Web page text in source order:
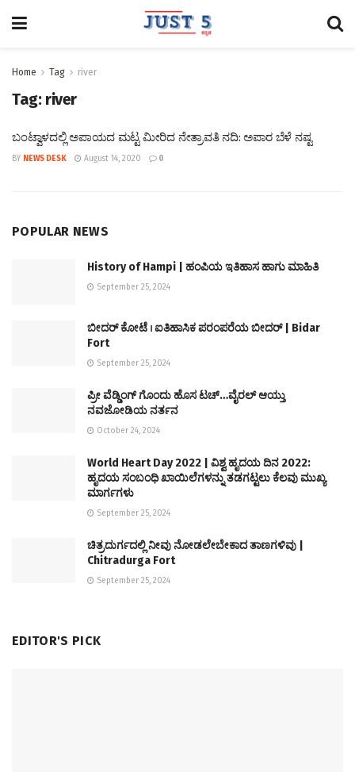
Home Tag river
Tag: river
ಬಂಟ್ವಾಳದಲ್ಲಿ ಅಪಾಯದ ಮಟ್ಟ ಮೀರಿದ ನೇತ್ರಾವತಿ ನದಿ: ಅಪಾರ ಬೆಳೆ ನಷ್ಟ
BY NEWS DESK August 14, 2020 0
POPULAR NEWS
History of Hampi | ಹಂಪಿಯ ಇತಿಹಾಸ ಹಾಗು ಮಾಹಿತಿ
September 25, 2024
ಬೀದರ್ ಕೋಟೆ । ಐತಿಹಾಸಿಕ ಪರಂಪರೆಯ ಬೀದರ್ | Bidar
Fort
September 25, 2024
ಪ್ರೀ ವೆಡ್ಡಿಂಗ್ ಗೊಂದು ಹೊಸ ಟಚ್…ವೈರಲ್ ಆಯ್ತು
ನವಜೋಡಿಯ ನರ್ತನ
October 24, 2024
World Heart Day 2022 | ವಿಶ್ವ ಹೃದಯ ದಿನ 2022:
ಹೃದಯ ಸಂಬಂಧಿ ಖಾಯಿಲೆಗಳನ್ನು ತಡಗಟ್ಟಲು ಕೆಲವು ಮುಖ್ಯ
ಮಾರ್ಗಗಳು
September 25, 2024
ಚಿತ್ರದುರ್ಗದಲ್ಲಿ ನೀವು ನೋಡಲೇಬೇಕಾದ ತಾಣಗಳಿವು |
Chitradurga Fort
September 25, 2024
EDITOR'S PICK